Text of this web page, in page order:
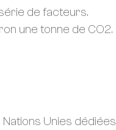
de facteurs.
une tonne de CO2.
Unies dédiées